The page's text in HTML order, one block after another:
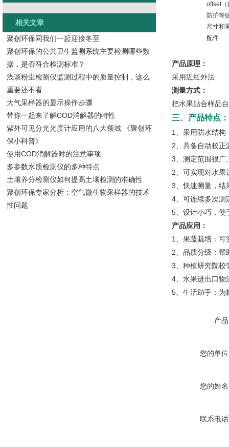
offset（
防护等
尺寸和
配件
产品原理：
采用近红外法
测量方式：
把水果贴合样品
三、产品特点：
1、采用防水结构
2、具备自动校正
3、测定范围很广
2、可实现对水果
3、快速测量，结
4、可连续多次测
5、设计小巧，便
产品应用：
1、果蔬栽培：可
2、品质分级：帮
3、种植研究院校
4、水果进出口物
5、生活助手：为
产
您的单
您的姓
联系电
相关文章
聚创环保同我们一起迎接冬至
聚创环保的公共卫生监测系统主要检测哪些数
据，是否符合检测标准？
浅谈粉尘检测仪监测过程中的质量控制，这么
重要还不看
大气采样器的显示操作步骤
带你一起来了解COD消解器的特性
紫外可见分光光度计应用的八大领域 《聚创环
保小科普》
使用COD消解器时的注意事项
多参数水质检测仪的多种特点
土壤养分检测仪如何提高土壤检测的准确性
聚创环保专家分析：空气微生物采样器的技术
性问题